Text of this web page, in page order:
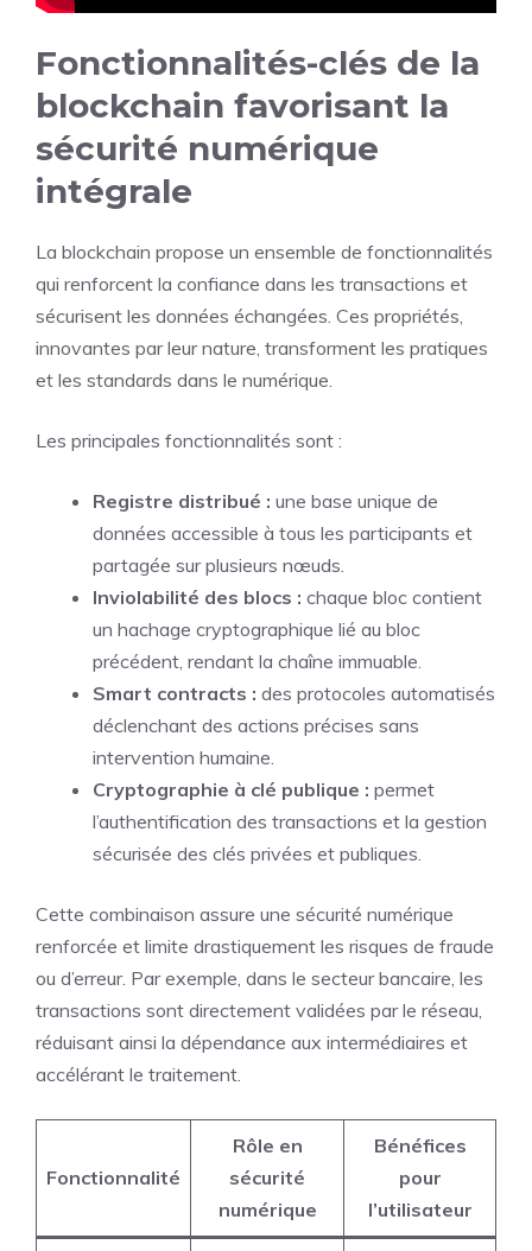
Fonctionnalités-clés de la
blockchain favorisant la
sécurité numérique
intégrale
La blockchain propose un ensemble de fonctionnalités
qui renforcent la confiance dans les transactions et
sécurisent les données échangées. Ces propriétés,
innovantes par leur nature, transforment les pratiques
et les standards dans le numérique.
Les principales fonctionnalités sont :
Registre distribué : une base unique de
données accessible à tous les participants et
partagée sur plusieurs nœuds.
Inviolabilité des blocs : chaque bloc contient
un hachage cryptographique lié au bloc
précédent, rendant la chaîne immuable.
Smart contracts : des protocoles automatisés
déclenchant des actions précises sans
intervention humaine.
Cryptographie à clé publique : permet
l’authentification des transactions et la gestion
sécurisée des clés privées et publiques.
Cette combinaison assure une sécurité numérique
renforcée et limite drastiquement les risques de fraude
ou d’erreur. Par exemple, dans le secteur bancaire, les
transactions sont directement validées par le réseau,
réduisant ainsi la dépendance aux intermédiaires et
accélérant le traitement.
Fonctionnalité
Rôle en
sécurité
numérique
Bénéfices
pour
l’utilisateur